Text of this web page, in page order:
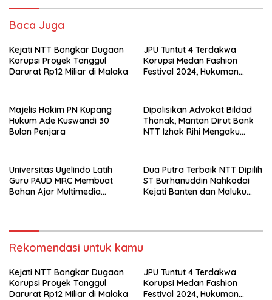
Baca Juga
Kejati NTT Bongkar Dugaan
Korupsi Proyek Tanggul
Darurat Rp12 Miliar di Malaka
JPU Tuntut 4 Terdakwa
Korupsi Medan Fashion
Festival 2024, Hukuman
Majelis Hakim PN Kupang
Hukum Ade Kuswandi 30
Bulan Penjara
Dipolisikan Advokat Bildad
Thonak, Mantan Dirut Bank
NTT Izhak Rihi Mengaku
Universitas Uyelindo Latih
Guru PAUD MRC Membuat
Bahan Ajar Multimedia
Dua Putra Terbaik NTT Dipilih
ST Burhanuddin Nahkodai
Kejati Banten dan Maluku
Rekomendasi untuk kamu
Kejati NTT Bongkar Dugaan
Korupsi Proyek Tanggul
Darurat Rp12 Miliar di Malaka
JPU Tuntut 4 Terdakwa
Korupsi Medan Fashion
Festival 2024, Hukuman